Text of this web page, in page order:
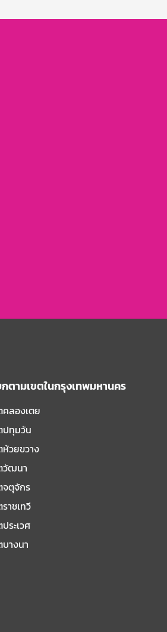
ตามเขตในกรุงเทพมหานคร
คลองเตย
ปทุมวัน
ห้วยขวาง
วัฒนา
จตุจักร
าชเทวี
ระเวศ
บางนา